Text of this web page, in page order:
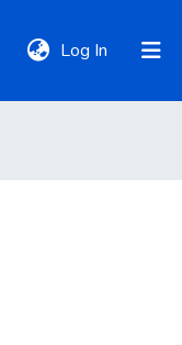
Log In (current)